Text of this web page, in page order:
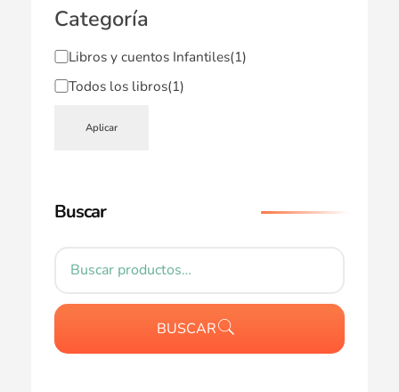
Categoría
Libros y cuentos Infantiles(1)
Todos los libros(1)
Aplicar
Buscar
BUSCAR